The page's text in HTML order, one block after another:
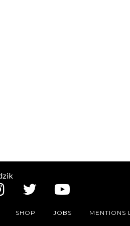
SHOP JOBS MENTIONS